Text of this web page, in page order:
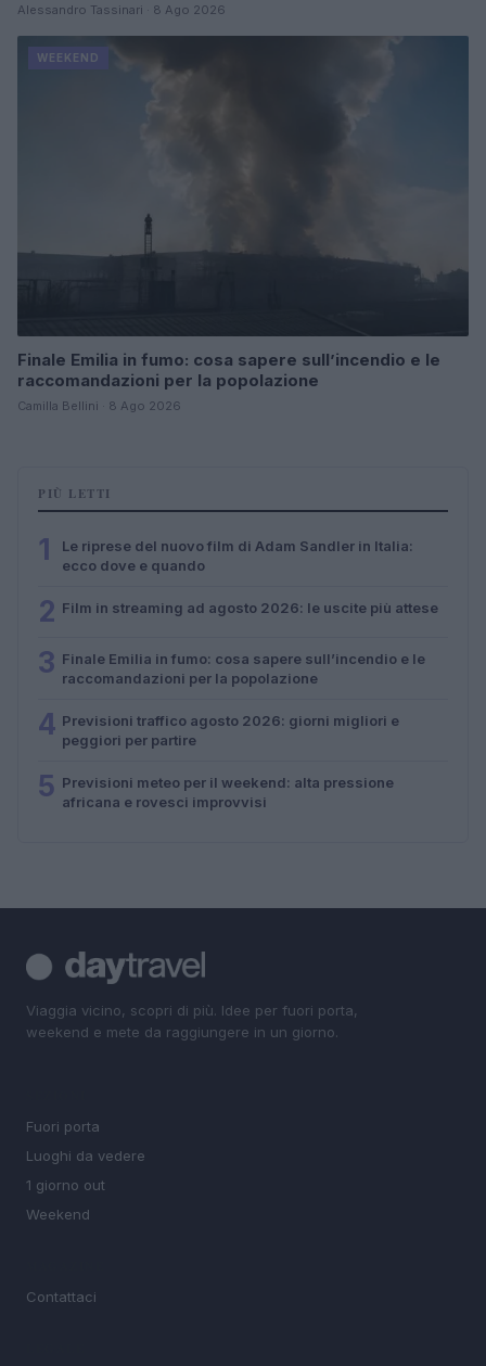
Alessandro Tassinari · 8 Ago 2026
WEEKEND
Finale Emilia in fumo: cosa sapere sull’incendio e le
raccomandazioni per la popolazione
Camilla Bellini · 8 Ago 2026
PIÙ LETTI
1
Le riprese del nuovo film di Adam Sandler in Italia:
ecco dove e quando
2 Film in streaming ad agosto 2026: le uscite più attese
3 Finale Emilia in fumo: cosa sapere sull’incendio e le
raccomandazioni per la popolazione
4 Previsioni traffico agosto 2026: giorni migliori e
peggiori per partire
5 Previsioni meteo per il weekend: alta pressione
africana e rovesci improvvisi
Viaggia vicino, scopri di più. Idee per fuori porta,
weekend e mete da raggiungere in un giorno.
Fuori porta
Luoghi da vedere
1 giorno out
Weekend
Contattaci